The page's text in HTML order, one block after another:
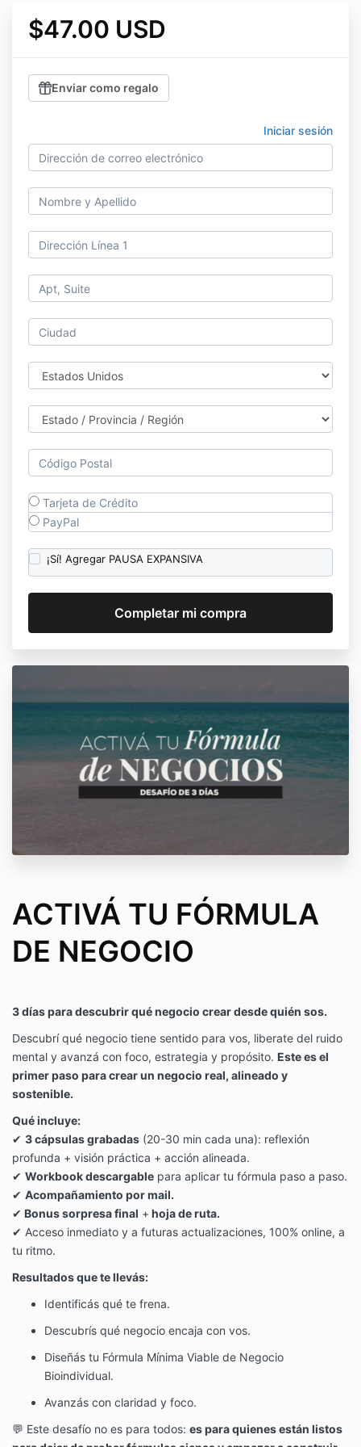
$47.00 USD
Enviar como regalo
Iniciar sesión
Tarjeta de Crédito
PayPal
¡Sí! Agregar PAUSA EXPANSIVA
ACTIVÁ TU FÓRMULA
DE NEGOCIO
3 días para descubrir qué negocio crear desde quién sos.
Descubrí qué negocio tiene sentido para vos, liberate del ruido
mental y avanzá con foco, estrategia y propósito. Este es el
primer paso para crear un negocio real, alineado y
sostenible.
Qué incluye:
✔ 3 cápsulas grabadas (20-30 min cada una): reflexión
profunda + visión práctica + acción alineada.
✔ Workbook descargable para aplicar tu fórmula paso a paso.
✔ Acompañamiento por mail.
✔ Bonus sorpresa final + hoja de ruta.
✔ Acceso inmediato y a futuras actualizaciones, 100% online, a
tu ritmo.
Resultados que te llevás:
Identificás qué te frena.
Descubrís qué negocio encaja con vos.
Diseñás tu Fórmula Mínima Viable de Negocio
Bioindividual.
Avanzás con claridad y foco.
💬 Este desafío no es para todos: es para quienes están listos